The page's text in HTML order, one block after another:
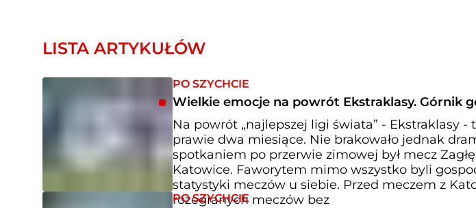
LISTA ARTYKUŁÓW
PO SZYCHCIE
Wielkie emocje na powrót Ekstraklasy. Górnik
Na powrót „najlepszej ligi świata” - Ekstraklasy -
prawie dwa miesiące. Nie brakowało jednak
spotkaniem po przerwie zimowej był mecz
Katowice. Faworytem mimo wszystko byli
statystyki meczów u siebie. Przed meczem z
rozegranych meczów bez
PO SZYCHCIE